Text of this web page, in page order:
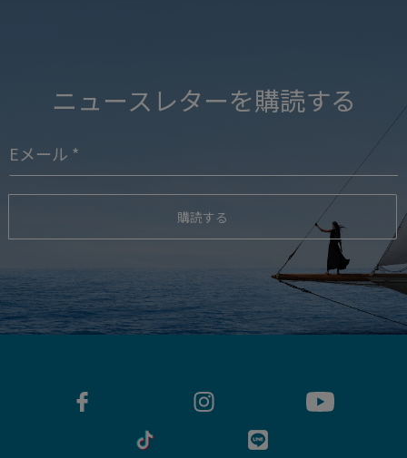
ニュースレターを購読する
購読する